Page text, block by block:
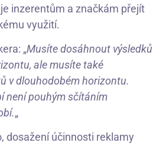
inzerentům a značkám přejít
využití.
„Musíte dosáhnout výsledků
ale musíte také
v dlouhodobém horizontu.
není pouhým sčítáním
„
dosažení účinnosti reklamy